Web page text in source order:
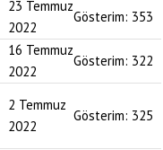
23 Temmuz
2022
Gösterim: 353
16 Temmuz
2022
Gösterim: 322
2 Temmuz
2022
Gösterim: 325